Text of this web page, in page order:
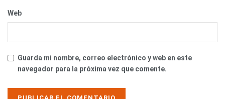
Web
Guarda mi nombre, correo electrónico y web en este
navegador para la próxima vez que comente.